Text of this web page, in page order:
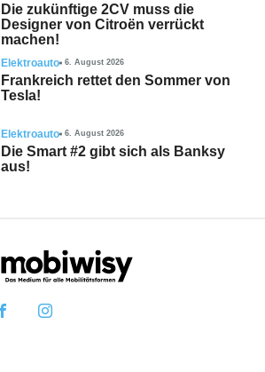
Die zukünftige 2CV muss die
Designer von Citroën verrückt
machen!
Elektroauto 6. August 2026
Frankreich rettet den Sommer von
Tesla!
Elektroauto 6. August 2026
Die Smart #2 gibt sich als Banksy
aus!